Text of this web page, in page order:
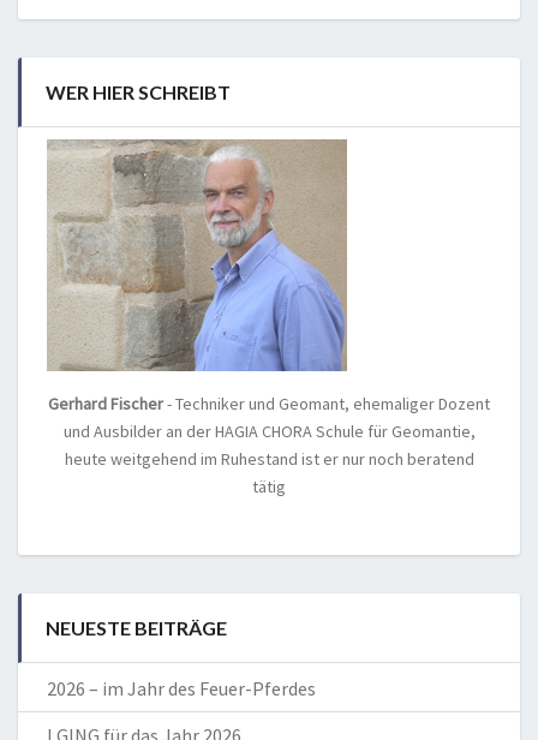
WER HIER SCHREIBT
Gerhard Fischer- Techniker und Geomant, ehemaliger Dozent
und Ausbilder an der HAGIA CHORA Schule für Geomantie,
heute weitgehend im Ruhestand ist er nur noch beratend
tätig
NEUESTE BEITRÄGE
2026 – im Jahr des Feuer-Pferdes
I GING für das Jahr 2026